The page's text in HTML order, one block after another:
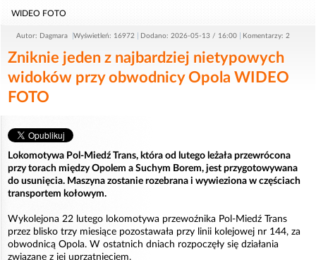
WIDEO FOTO
Autor: Dagmara Wyświetleń: 16972 Dodano: 2026-05-13 / 16:00 Komentarzy: 2
Zniknie jeden z najbardziej nietypowych
widoków przy obwodnicy Opola WIDEO
FOTO
Lokomotywa Pol-Miedź Trans, która od lutego leżała przewrócona
przy torach między Opolem a Suchym Borem, jest przygotowywana
do usunięcia. Maszyna zostanie rozebrana i wywieziona w częściach
transportem kołowym.
Wykolejona 22 lutego lokomotywa przewoźnika Pol-Miedź Trans
przez blisko trzy miesiące pozostawała przy linii kolejowej nr 144, za
obwodnicą Opola. W ostatnich dniach rozpoczęły się działania
związane z jej uprzątnięciem.